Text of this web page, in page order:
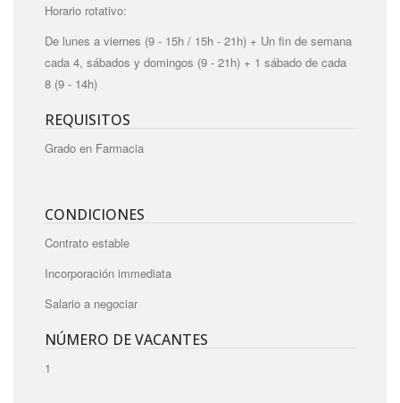
Horario rotativo:
De lunes a viernes (9 - 15h / 15h - 21h) + Un fin de semana
cada 4, sábados y domingos (9 - 21h) + 1 sábado de cada
8 (9 - 14h)
REQUISITOS
Grado en Farmacia
CONDICIONES
Contrato estable
Incorporación immediata
Salario a negociar
NÚMERO DE VACANTES
1